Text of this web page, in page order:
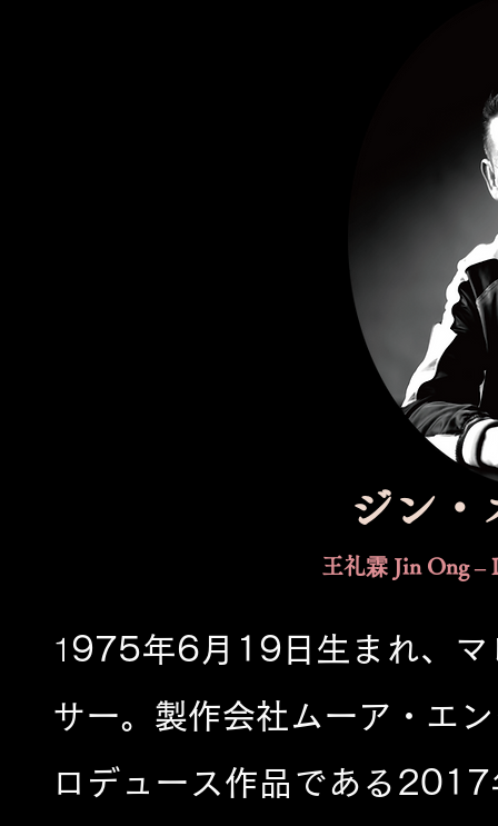
ジン・
王礼霖 Jin Ong
1 975年6月19日生まれ、マ
サー。製作会社ムーア・エ
ロデュース作品である